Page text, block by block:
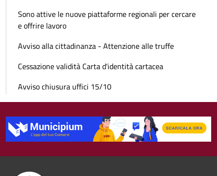
Sono attive le nuove piattaforme regionali per cercare
e offrire lavoro
Avviso alla cittadinanza - Attenzione alle truffe
Cessazione validità Carta d'identità cartacea
Avviso chiusura uffici 15/10